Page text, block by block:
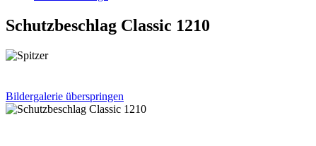
Schutzbeschlag Classic 1210
Bildergalerie überspringen